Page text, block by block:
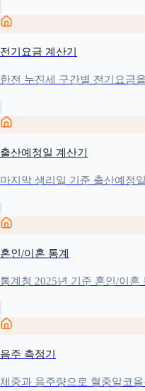
전기요금 계산기
한전 누진세 구간별 전기요금
출산예정일 계산기
마지막 생리일 기준 출산예정
혼인/이혼 통계
통계청 2025년 기준 혼인/이
음주 측정기
체중과 음주량으로 혈중알코